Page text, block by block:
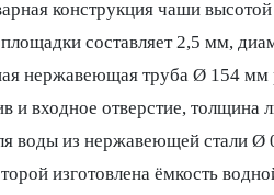
конструкция чаши
площадки составляет 2,5 мм,
нержавеющая труба Ø 154 мм
и входное отверстие, толщина
воды из нержавеющей стали Ø
изготовлена ёмкость